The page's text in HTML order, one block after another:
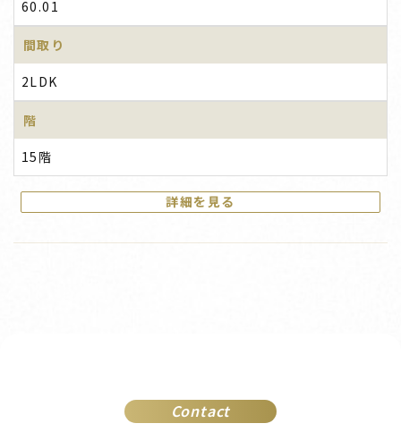
60.01
間取り
2LDK
階
15階
詳細を見る
Contact